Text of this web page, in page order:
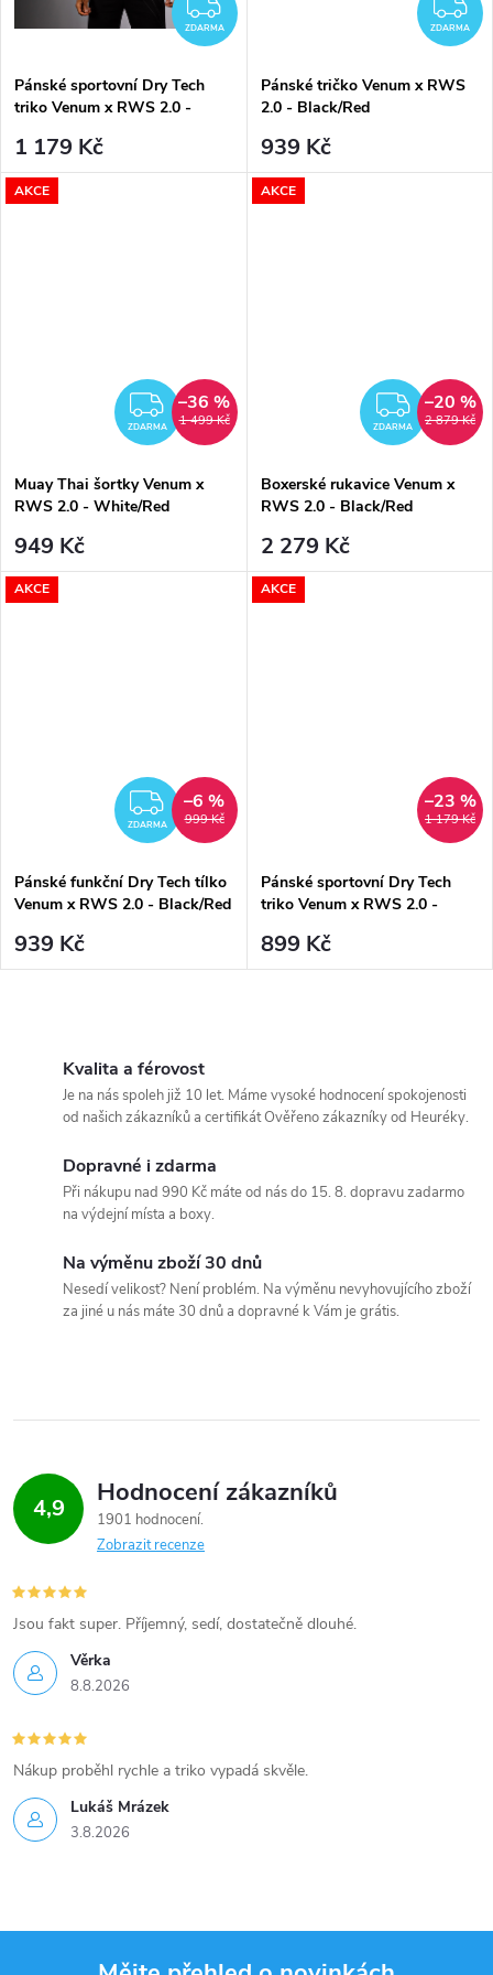
ZDARMA
Pánské sportovní Dry Tech
triko Venum x RWS 2.0 -
1 179 Kč
ZDARMA
Pánské tričko Venum x RWS
2.0 - Black/Red
939 Kč
AKCE
ZDARMA
ZDARMA 1 499 Kč
–36 %
Muay Thai šortky Venum x
RWS 2.0 - White/Red
949 Kč
AKCE
ZDARMA 2 879 Kč
–20 %
Boxerské rukavice Venum x
RWS 2.0 - Black/Red
2 279 Kč
AKCE
ZDARMA
ZDARMA 999 Kč
–6 %
Pánské funkční Dry Tech tílko
Venum x RWS 2.0 - Black/Red
939 Kč
AKCE
1 179 Kč
–23 %
Pánské sportovní Dry Tech
triko Venum x RWS 2.0 -
899 Kč
r
v
k
v
ý
p
i
s
u
Kvalita a férovost
Je na nás spoleh již 10 let. Máme vysoké hodnocení spokojenosti
od našich zákazníků a certifikát Ověřeno zákazníky od Heuréky.
Dopravné i zdarma
Při nákupu nad 990 Kč máte od nás do 15. 8. dopravu zadarmo
na výdejní místa a boxy.
Na výměnu zboží 30 dnů
Nesedí velikost? Není problém. Na výměnu nevyhovujícího zboží
za jiné u nás máte 30 dnů a dopravné k Vám je grátis.
4,9 Hodnocení zákazníků
1901 hodnocení
Zobrazit recenze
Věrka
8.8.2026
Jsou fakt super. Příjemný, sedí, dostatečně dlouhé.
Lukáš Mrázek
3.8.2026
Nákup proběhl rychle a triko vypadá skvěle.